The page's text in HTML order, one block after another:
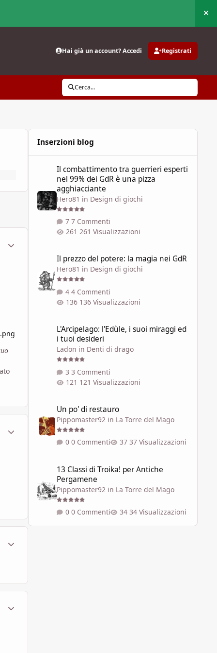
Hai già un account? Accedi Registrati
Cerca...
Statistiche Autore
Inserzioni blog
Il combattimento tra guerrieri esperti
nel 99% dei GdR è una pizza
agghiacciante
Hero81 in Design di giochi
7 Commenti
261 Visualizzazioni
Il prezzo del potere: la magia nei GdR
Hero81 in Design di giochi
4 Commenti
136 Visualizzazioni
L'Arcipelago: l'Edùle, i suoi miraggi ed
i tuoi desideri
Ladon in Denti di drago
3 Commenti
121 Visualizzazioni
Un po' di restauro
Pippomaster92in La Torre del Mago
0 Commenti 37 Visualizzazioni
13 Classi di Troika! per Antiche
Pergamene
Pippomaster92 in La Torre del Mago
0 Commenti 34 Visualizzazioni